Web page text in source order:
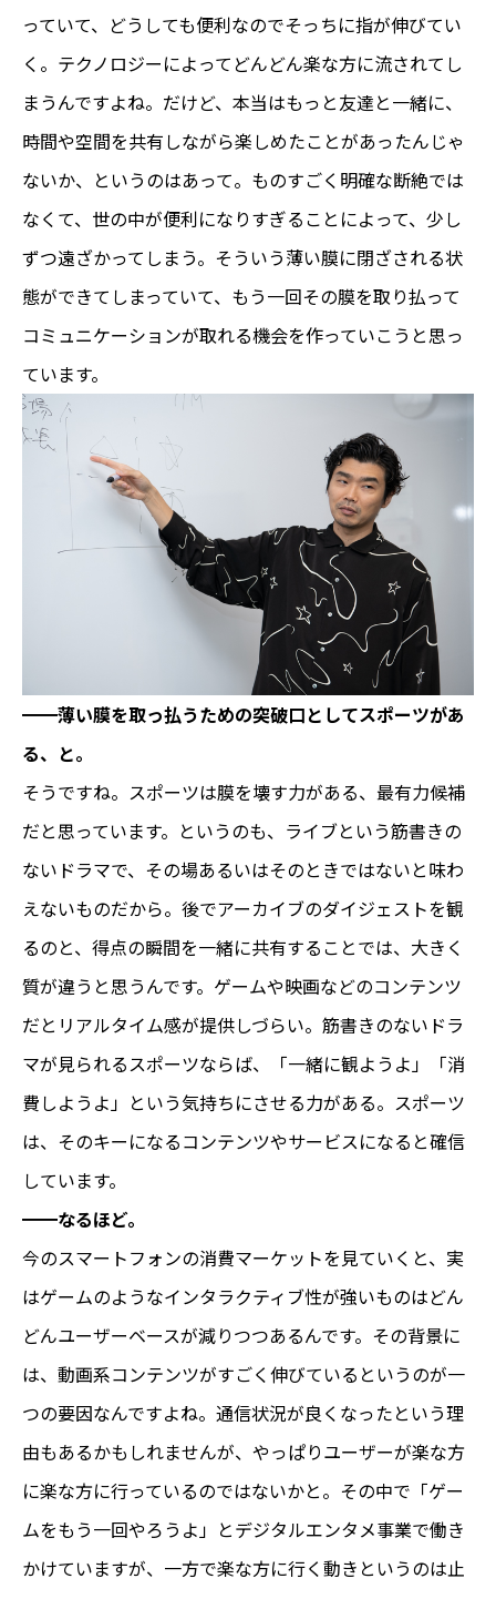
っていて、どうしても便利なのでそっちに指が伸びてい
く。テクノロジーによってどんどん楽な方に流されてし
まうんですよね。だけど、本当はもっと友達と一緒に、
時間や空間を共有しながら楽しめたことがあったんじゃ
ないか、というのはあって。ものすごく明確な断絶では
なくて、世の中が便利になりすぎることによって、少し
ずつ遠ざかってしまう。そういう薄い膜に閉ざされる状
態ができてしまっていて、もう一回その膜を取り払って
コミュニケーションが取れる機会を作っていこうと思っ
ています。
━━薄い膜を取っ払うための突破口としてスポーツがあ
る、と。
そうですね。スポーツは膜を壊す力がある、最有力候補
だと思っています。というのも、ライブという筋書きの
ないドラマで、その場あるいはそのときではないと味わ
えないものだから。後でアーカイブのダイジェストを観
るのと、得点の瞬間を一緒に共有することでは、大きく
質が違うと思うんです。ゲームや映画などのコンテンツ
だとリアルタイム感が提供しづらい。筋書きのないドラ
マが見られるスポーツならば、「一緒に観ようよ」「消
費しようよ」という気持ちにさせる力がある。スポーツ
は、そのキーになるコンテンツやサービスになると確信
しています。
━━なるほど。
今のスマートフォンの消費マーケットを見ていくと、実
はゲームのようなインタラクティブ性が強いものはどん
どんユーザーベースが減りつつあるんです。その背景に
は、動画系コンテンツがすごく伸びているというのが一
つの要因なんですよね。通信状況が良くなったという理
由もあるかもしれませんが、やっぱりユーザーが楽な方
に楽な方に行っているのではないかと。その中で「ゲー
ムをもう一回やろうよ」とデジタルエンタメ事業で働き
かけていますが、一方で楽な方に行く動きというのは止